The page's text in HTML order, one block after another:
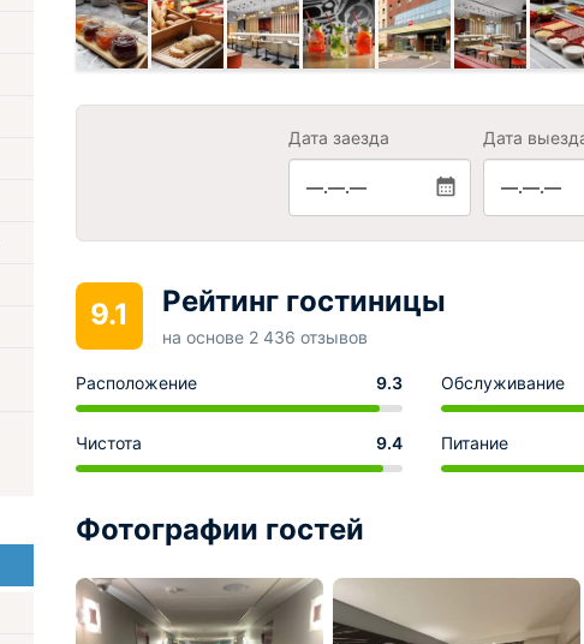
Дата заезда
—.—.—
Дата
—.—.—
9.1 Рейтинг гостиницы
на основе 2 436 отзывов
Расположение 9.3 Обслуживание
Чистота 9.4 Питание
Фотографии гостей